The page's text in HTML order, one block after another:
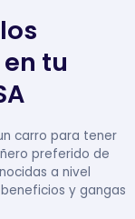
tu
carro para tener
preferido de
a nivel
y gangas